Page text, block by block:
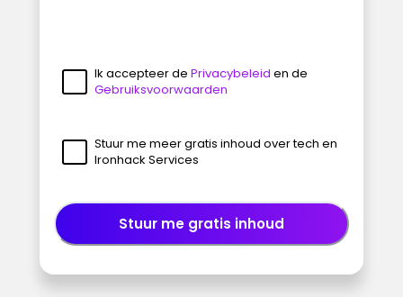
Ik accepteer de Privacybeleid en de
Gebruiksvoorwaarden
Stuur me meer gratis inhoud over tech en
Ironhack Services
Stuur me gratis inhoud